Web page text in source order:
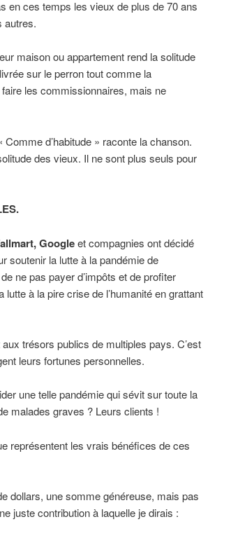
en ces temps les vieux de plus de 70 ans
autres.
maison ou appartement rend la solitude
sur le perron tout comme la
les commissionnaires, mais ne
d’habitude » raconte la chanson.
des vieux. Il ne sont plus seuls pour
Googleet compagnies ont décidé
soutenir la lutte à la pandémie de
ne pas payer d’impôts et de profiter
à la pire crise de l’humanité en grattant
trésors publics de multiples pays. C’est
leurs fortunes personnelles.
une telle pandémie qui sévit sur toute la
malades graves ? Leurs clients !
représentent les vrais bénéfices de ces
dollars, une somme généreuse, mais pas
juste contribution à laquelle je dirais :